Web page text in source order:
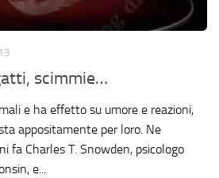
scimmie…
e ha effetto su umore e reazioni,
appositamente per loro. Ne
fa Charles T. Snowden, psicologo
e...